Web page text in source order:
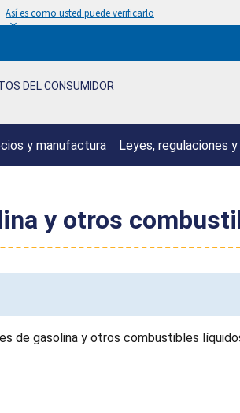
Así es como usted puede verificarlo
DEL CONSUMIDOR
y manufactura Leyes, regulaciones
y otros
de gasolina y otros combustibles